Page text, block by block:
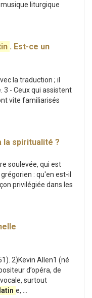
liturgique
. Est-ce un
la traduction ; il
3 - Ceux qui assistent
vite familiarisés
la spiritualité ?
soulevée, qui est
: qu'en est-il
privilégiée dans les
2)Kevin Allen1 (né
d’opéra, de
surtout
latin e, ...